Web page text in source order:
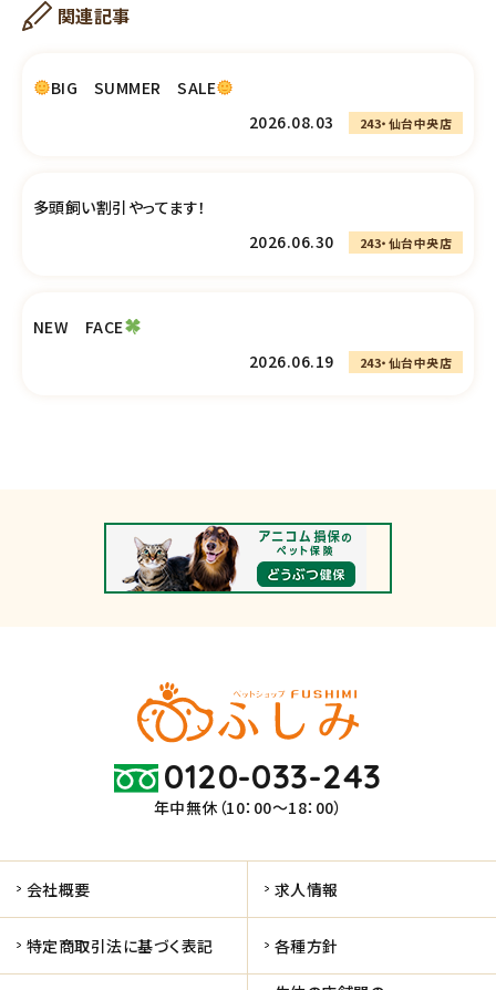
関連記事
BIG SUMMER SALE
2026.08.03
243・仙台中央店
多頭飼い割引やってます！
2026.06.30
243・仙台中央店
NEW FACE
2026.06.19
243・仙台中央店
0120-033-243
年中無休（10：00～18：00）
会社概要 求人情報
特定商取引法に基づく表記 各種方針